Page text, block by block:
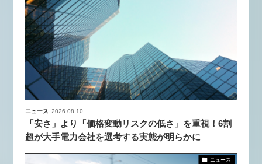
ニュース 2026.08.10
「安さ」より「価格変動リスクの低さ」を重視！6割
超が大手電力会社を選考する実態が明らかに
ニュース